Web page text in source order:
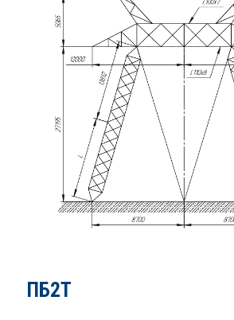
ПБ2Т